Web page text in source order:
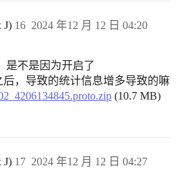
J) 2024 年12 月 12 日 04:20
16
是不是因为开启了
后，导致的统计信息增多导致的嘛
(10.7 MB)
J) 2024 年12 月 12 日 04:27
17